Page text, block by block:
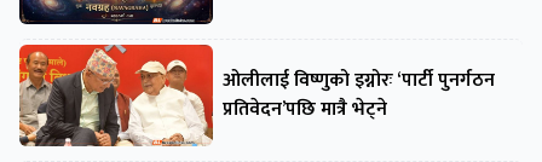
ओलीलाई विष्णुको इग्नोरः ‘पार्टी पुनर्गठन
प्रतिवेदन’पछि मात्रै भेट्ने